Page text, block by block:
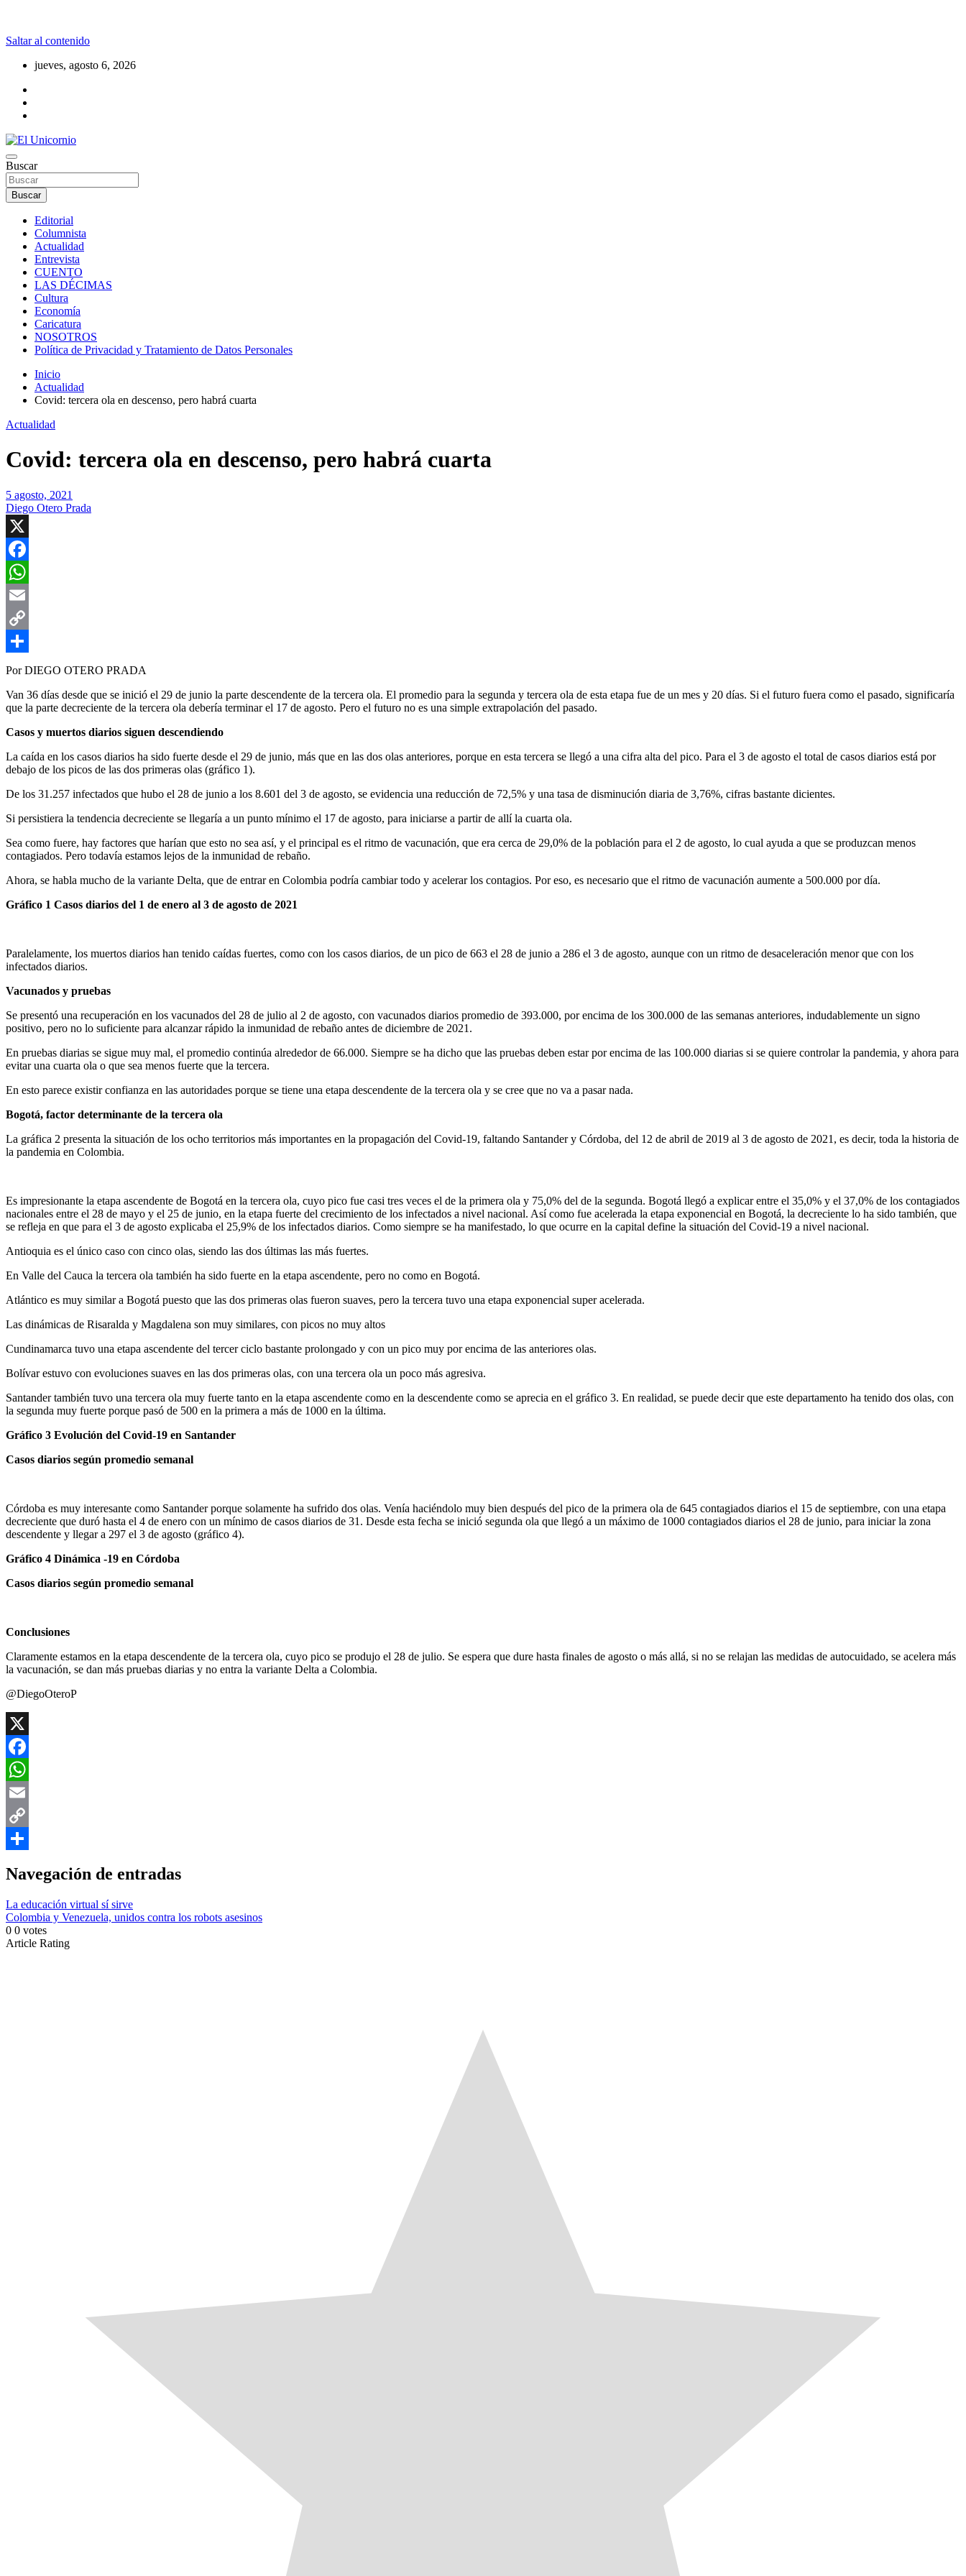
Saltar al contenido
jueves, agosto 6, 2026
El Unicornio
La realidad supera la fantasía
Buscar
Buscar
Editorial
Columnista
Actualidad
Entrevista
CUENTO
LAS DÉCIMAS
Cultura
Economía
Caricatura
NOSOTROS
Política de Privacidad y Tratamiento de Datos Personales
Inicio
Actualidad
Covid: tercera ola en descenso, pero habrá cuarta
Actualidad
Covid: tercera ola en descenso, pero habrá cuarta
5 agosto, 2021
Diego Otero Prada
X
Facebook
WhatsApp
Email
Copy
Link
Compartir
Por DIEGO OTERO PRADA
Van 36 días desde que se inició el 29 de junio la parte descendente de la tercera ola. El promedio para la segunda y tercera ola de esta etapa fue de un mes y 20 días. Si el futuro fuera como el pasado, significaría
que la parte decreciente de la tercera ola debería terminar el 17 de agosto. Pero el futuro no es una simple extrapolación del pasado.
Casos y muertos diarios siguen descendiendo
La caída en los casos diarios ha sido fuerte desde el 29 de junio, más que en las dos olas anteriores, porque en esta tercera se llegó a una cifra alta del pico. Para el 3 de agosto el total de casos diarios está por
debajo de los picos de las dos primeras olas (gráfico 1).
De los 31.257 infectados que hubo el 28 de junio a los 8.601 del 3 de agosto, se evidencia una reducción de 72,5% y una tasa de disminución diaria de 3,76%, cifras bastante dicientes.
Si persistiera la tendencia decreciente se llegaría a un punto mínimo el 17 de agosto, para iniciarse a partir de allí la cuarta ola.
Sea como fuere, hay factores que harían que esto no sea así, y el principal es el ritmo de vacunación, que era cerca de 29,0% de la población para el 2 de agosto, lo cual ayuda a que se produzcan menos
contagiados. Pero todavía estamos lejos de la inmunidad de rebaño.
Ahora, se habla mucho de la variante Delta, que de entrar en Colombia podría cambiar todo y acelerar los contagios. Por eso, es necesario que el ritmo de vacunación aumente a 500.000 por día.
Gráfico 1 Casos diarios del 1 de enero al 3 de agosto de 2021
Paralelamente, los muertos diarios han tenido caídas fuertes, como con los casos diarios, de un pico de 663 el 28 de junio a 286 el 3 de agosto, aunque con un ritmo de desaceleración menor que con los
infectados diarios.
Vacunados y pruebas
Se presentó una recuperación en los vacunados del 28 de julio al 2 de agosto, con vacunados diarios promedio de 393.000, por encima de los 300.000 de las semanas anteriores, indudablemente un signo
positivo, pero no lo suficiente para alcanzar rápido la inmunidad de rebaño antes de diciembre de 2021.
En pruebas diarias se sigue muy mal, el promedio continúa alrededor de 66.000. Siempre se ha dicho que las pruebas deben estar por encima de las 100.000 diarias si se quiere controlar la pandemia, y ahora para
evitar una cuarta ola o que sea menos fuerte que la tercera.
En esto parece existir confianza en las autoridades porque se tiene una etapa descendente de la tercera ola y se cree que no va a pasar nada.
Bogotá, factor determinante de la tercera ola
La gráfica 2 presenta la situación de los ocho territorios más importantes en la propagación del Covid-19, faltando Santander y Córdoba, del 12 de abril de 2019 al 3 de agosto de 2021, es decir, toda la historia de
la pandemia en Colombia.
Es impresionante la etapa ascendente de Bogotá en la tercera ola, cuyo pico fue casi tres veces el de la primera ola y 75,0% del de la segunda. Bogotá llegó a explicar entre el 35,0% y el 37,0% de los contagiados
nacionales entre el 28 de mayo y el 25 de junio, en la etapa fuerte del crecimiento de los infectados a nivel nacional. Así como fue acelerada la etapa exponencial en Bogotá, la decreciente lo ha sido también, que
se refleja en que para el 3 de agosto explicaba el 25,9% de los infectados diarios. Como siempre se ha manifestado, lo que ocurre en la capital define la situación del Covid-19 a nivel nacional.
Antioquia es el único caso con cinco olas, siendo las dos últimas las más fuertes.
En Valle del Cauca la tercera ola también ha sido fuerte en la etapa ascendente, pero no como en Bogotá.
Atlántico es muy similar a Bogotá puesto que las dos primeras olas fueron suaves, pero la tercera tuvo una etapa exponencial super acelerada.
Las dinámicas de Risaralda y Magdalena son muy similares, con picos no muy altos
Cundinamarca tuvo una etapa ascendente del tercer ciclo bastante prolongado y con un pico muy por encima de las anteriores olas.
Bolívar estuvo con evoluciones suaves en las dos primeras olas, con una tercera ola un poco más agresiva.
Santander también tuvo una tercera ola muy fuerte tanto en la etapa ascendente como en la descendente como se aprecia en el gráfico 3. En realidad, se puede decir que este departamento ha tenido dos olas, con
la segunda muy fuerte porque pasó de 500 en la primera a más de 1000 en la última.
Gráfico 3 Evolución del Covid-19 en Santander
Casos diarios según promedio semanal
Córdoba es muy interesante como Santander porque solamente ha sufrido dos olas. Venía haciéndolo muy bien después del pico de la primera ola de 645 contagiados diarios el 15 de septiembre, con una etapa
decreciente que duró hasta el 4 de enero con un mínimo de casos diarios de 31. Desde esta fecha se inició segunda ola que llegó a un máximo de 1000 contagiados diarios el 28 de junio, para iniciar la zona
descendente y llegar a 297 el 3 de agosto (gráfico 4).
Gráfico 4 Dinámica -19 en Córdoba
Casos diarios según promedio semanal
Conclusiones
Claramente estamos en la etapa descendente de la tercera ola, cuyo pico se produjo el 28 de julio. Se espera que dure hasta finales de agosto o más allá, si no se relajan las medidas de autocuidado, se acelera más
la vacunación, se dan más pruebas diarias y no entra la variante Delta a Colombia.
@DiegoOteroP
X
Facebook
WhatsApp
Email
Copy
Navegación de entradas
La educación virtual sí sirve
Colombia y Venezuela, unidos contra los robots asesinos
0 0 votes
Article Rating